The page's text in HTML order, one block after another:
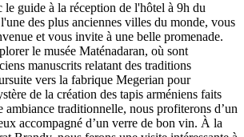
le guide à la réception de l'hôtel à 9h du
des plus anciennes villes du monde, vous
et vous invite à une belle promenade.
le musée Maténadaran, où sont
manuscrits relatant des traditions
vers la fabrique Megerian pour
de la création des tapis arméniens faits
ambiance traditionnelle, nous profiterons d’un
accompagné d’un verre de bon vin. À la